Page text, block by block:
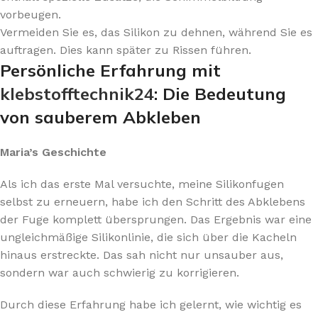
vorbeugen.
Vermeiden Sie es, das Silikon zu dehnen, während Sie es
auftragen. Dies kann später zu Rissen führen.
Persönliche Erfahrung mit
klebstofftechnik24: Die Bedeutung
von sauberem Abkleben
Maria’s Geschichte
Als ich das erste Mal versuchte, meine Silikonfugen
selbst zu erneuern, habe ich den Schritt des Abklebens
der Fuge komplett übersprungen. Das Ergebnis war eine
ungleichmäßige Silikonlinie, die sich über die Kacheln
hinaus erstreckte. Das sah nicht nur unsauber aus,
sondern war auch schwierig zu korrigieren.
Durch diese Erfahrung habe ich gelernt, wie wichtig es